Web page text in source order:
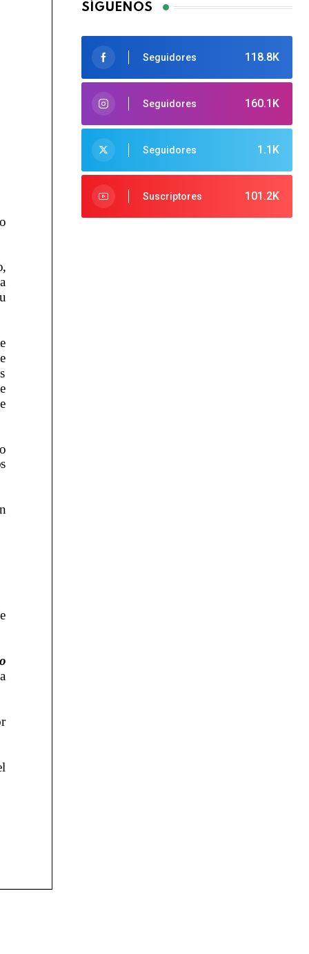
SÍGUENOS
118.8K
Seguidores
160.1K
Seguidores
1.1K
Seguidores
101.2K
Suscriptores